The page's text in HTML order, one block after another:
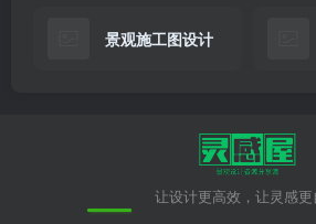
景观施工图设计
让设计更高效，让灵感更